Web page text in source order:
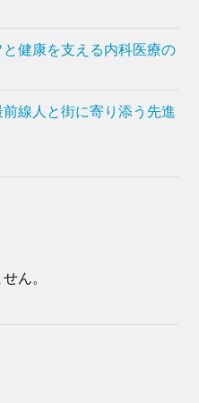
健康を支える内科医療の
線人と街に寄り添う先進
ん。